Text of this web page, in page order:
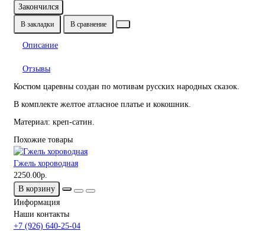
Закончился
В закладки В сравнение
Описание
Отзывы
Костюм царевны создан по мотивам русских народных сказок.
В комплекте желтое атласное платье и кокошник.
Материал: креп-сатин.
Похожие товары
Гжель хороводная
2250.00р.
В корзину
Информация
Наши контакты
+7 (926) 640-25-04